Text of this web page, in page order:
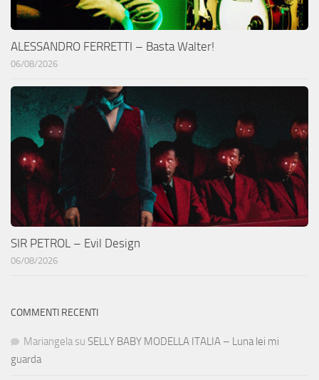
ALESSANDRO FERRETTI – Basta Walter!
06/08/2026
SIR PETROL – Evil Design
06/08/2026
COMMENTI RECENTI
Mariangela su SELLY BABY MODELLA ITALIA – Luna lei mi
guarda